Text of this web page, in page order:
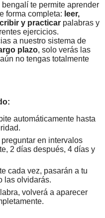
bengalí te permite aprender
forma completa: leer,
y practicar palabras y
ejercicios.
a nuestro sistema de
plazo, solo verás las
no tengas totalmente
automáticamente hasta
en intervalos
2 días después, 4 días y
cada vez, pasarán a tu
las olvidarás.
volverá a aparecer